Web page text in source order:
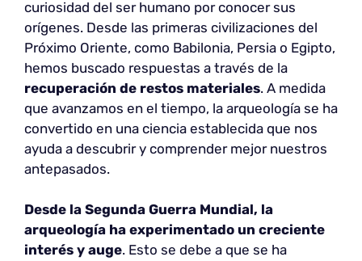
curiosidad del ser humano por conocer sus
orígenes. Desde las primeras civilizaciones del
Próximo Oriente, como Babilonia, Persia o Egipto,
hemos buscado respuestas a través de la
recuperación de restos materiales. A medida
que avanzamos en el tiempo, la arqueología se ha
convertido en una ciencia establecida que nos
ayuda a descubrir y comprender mejor nuestros
antepasados.
Desde la Segunda Guerra Mundial, la
arqueología ha experimentado un creciente
interés y auge. Esto se debe a que se ha